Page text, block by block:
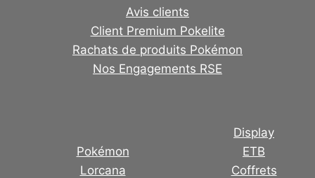
Avis clients
Client Premium Pokelite
Rachats de produits Pokémon
Nos Engagements RSE
Pokémon
Lorcana
Display
ETB
Coffrets